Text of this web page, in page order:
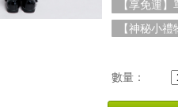
【享免運
【神秘小
數量：